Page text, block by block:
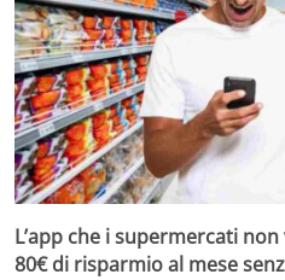
L’app che i supermercati
80€ di risparmio al mese